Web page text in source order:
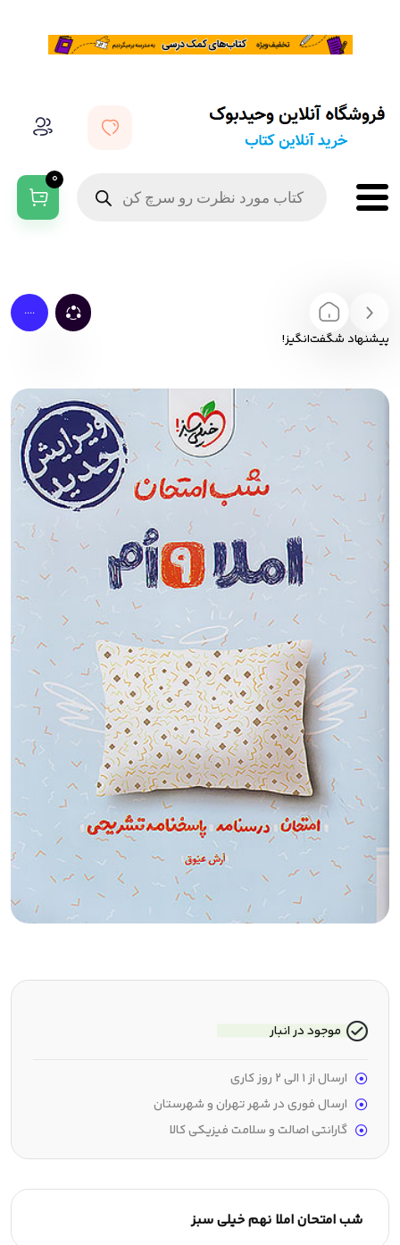
0
....
پیشنهاد شگفت‌انگیز!
شب امتحان املا نهم خیلی سبز
موجود در انبار
ارسال از 1 الی 2 روز کاری
ارسال فوری در شهر تهران و شهرستان
گارانتی اصالت و سلامت فیزیکی کالا